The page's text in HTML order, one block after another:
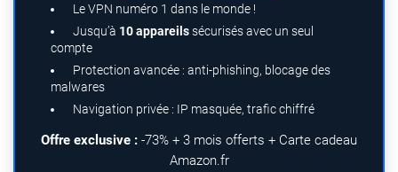
Le VPN numéro 1 dans le monde !
Jusqu’à 10 appareilssécurisés avec un seul
compte
Protection avancée : anti-phishing, blocage des
malwares
Navigation privée : IP masquée, trafic chiffré
Offre exclusive : -73% + 3 mois offerts + Carte cadeau
Amazon.fr